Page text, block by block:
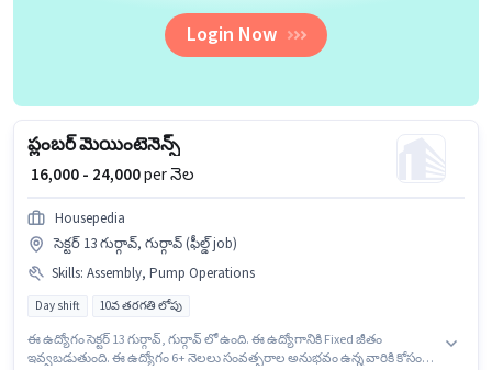
Login Now
ప్లంబర్ మెయింటెనెన్స్
₹ 16,000 - 24,000per నెల
Housepedia
సెక్టర్ 13 గుర్గావ్, గుర్గావ్ (ఫీల్డ్ job)
Skills: Assembly, Pump Operations
Day shift 10వ తరగతి లోపు
ఈ ఉద్యోగం సెక్టర్ 13 గుర్గావ్, గుర్గావ్ లో ఉంది. ఈ ఉద్యోగానికి Fixed జీతం
ఇవ్వబడుతుంది. ఈ ఉద్యోగం 6+ నెలలు సంవత్సరాల అనుభవం ఉన్న వారికి కోసం